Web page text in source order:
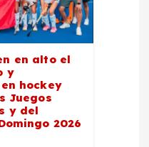
en alto el
y
hockey
Juegos
y del
2026